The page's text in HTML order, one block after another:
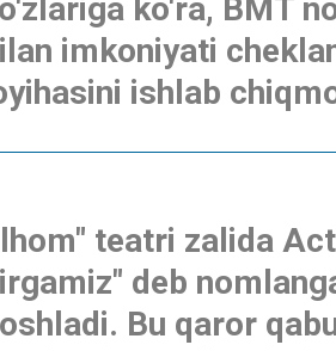
ko'ra, BMT
imkoniyati
ishlab
teatri zalida
deb
Bu qaror